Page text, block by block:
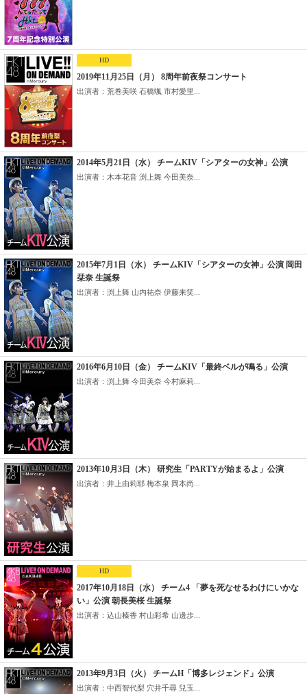
HD
2019年11月25日（月） 8周年前夜祭コンサート
出演者：荒巻美咲 石橋颯 市村愛里...
2014年5月21日（水） チームKIV「シアターの女神」公演
出演者：木本花音 渕上舞 今田美奈...
2015年7月1日（水） チームKIV「シアターの女神」公演 岡田
栞奈 生誕祭
出演者：渕上舞 山内祐奈 伊藤来笑...
2016年6月10日（金） チームKIV「最終ベルが鳴る」公演
出演者：渕上舞 今田美奈 今村麻莉...
2013年10月3日（木） 研究生「PARTYが始まるよ」公演
出演者：井上由莉耶 梅本泉 岡本尚...
HD
2017年10月18日（水） チーム4 「夢を死なせるわけにいかな
い」公演 朝長美桜 生誕祭
出演者：込山榛香 村山彩希 山邊歩...
2013年9月3日（火） チームH「博多レジェンド」公演
出演者：中西智代梨 穴井千尋 兒玉...